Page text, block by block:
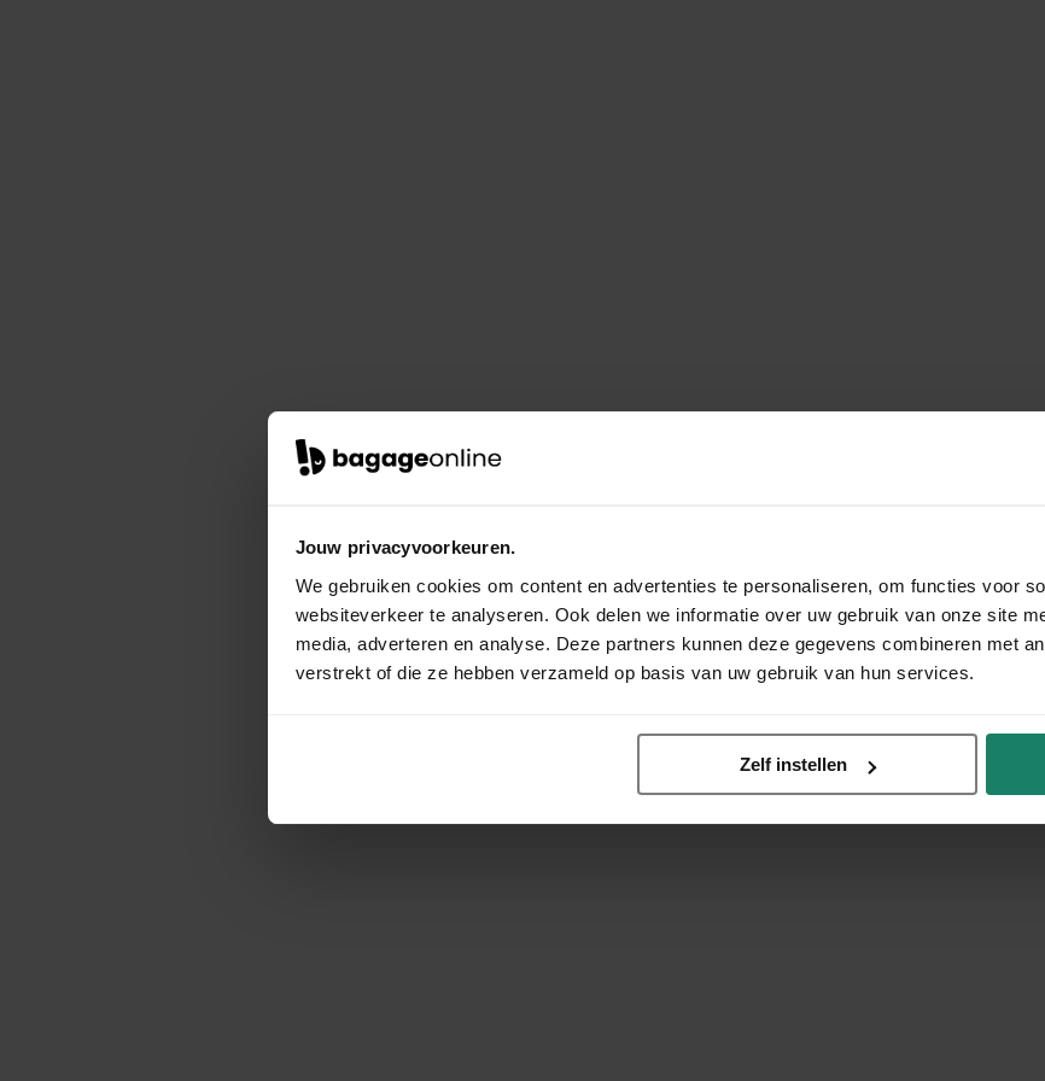
Jouw privacyvoorkeuren.
We gebruiken cookies om content en advertenties te personaliseren, om functies voor
websiteverkeer te analyseren. Ook delen we informatie over uw gebruik van onze site
media, adverteren en analyse. Deze partners kunnen deze gegevens combineren met
verstrekt of die ze hebben verzameld op basis van uw gebruik van hun services.
Zelf instellen